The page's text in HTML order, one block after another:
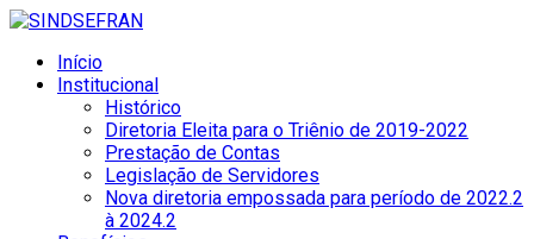
Início
Institucional
Histórico
Diretoria Eleita para o Triênio de 2019-2022
Prestação de Contas
Legislação de Servidores
Nova diretoria empossada para período de 2022.2
à 2024.2